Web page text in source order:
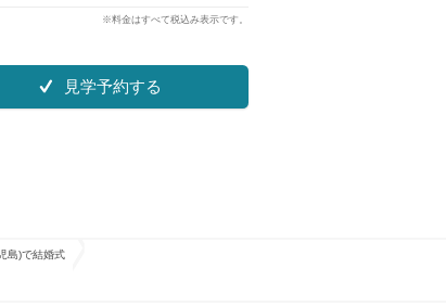
※料金はすべて税込み表示です。
見学予約する
島)で結婚式